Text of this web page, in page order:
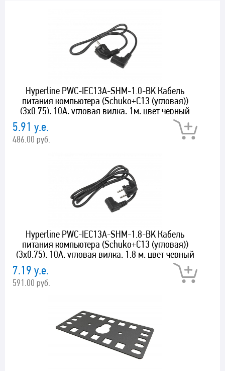
Hyperline PWC-IEC13A-SHM-1.0-BK Кабель
питания компьютера (Schuko+C13 (угловая))
(3x0.75), 10A, угловая вилка, 1м, цвет черный
5.91 у.е.
486.00 руб.
Hyperline PWC-IEC13A-SHM-1.8-BK Кабель
питания компьютера (Schuko+C13 (угловая))
(3x0.75), 10A, угловая вилка, 1.8 м, цвет черный
7.19 у.е.
591.00 руб.